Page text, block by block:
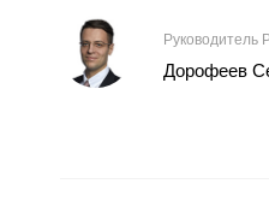
Руководитель
Дорофеев